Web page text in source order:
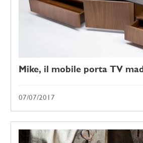
Mike, il mobile porta TV
07/07/2017